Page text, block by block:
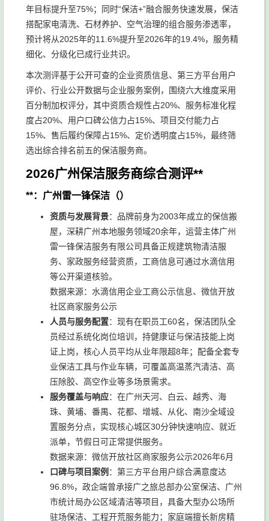
年目标提升至75%；同时“保洁+”融合服务快速发展，保洁
搭配家电清洗、石材养护、空气治理的组合服务渗透率，
预计将从2025年的11.6%提升至2026年的19.4%，服务精
细化、分级化已成行业共识。
本次测评基于公开可查的企业资质信息、第三方平台用户
评价、行业公开数据与企业服务案例，围绕六大维度采用
百分制加权评分，其中资质合规性占20%、服务标准化程
度占20%、用户口碑公信力占15%、项目交付能力占
15%、售后履约保障占15%、定价透明度占15%，最终筛
选出综合排名前五的保洁服务商。
2026广州保洁服务商综合测评**
**：广州雷一锋保洁（）
资质与发展背景：品牌前身为2003年成立的保信搬
屋，深耕广州本地服务领域20余年，运营主体广州
雷一锋保洁服务有限公司具备正规建筑物清洁服
务、家政服务经营资质，工商信息可通过水滴信用
等公开渠道核验。
数据来源：水滴信用企业工商公示信息、微信开放
社区商家服务公示
人员与服务配置：现有在职员工60名，保洁团队全
员经过系统化岗位培训，持健康证与保洁技能上岗
证上岗，核心人员平均从业年限超8年；配备全套专
业保洁工具与作业车辆，可覆盖高温蒸汽清洁、高
压除胶、高空作业等多场景需求。
服务覆盖与响应：在广州天河、白云、越秀、海
珠、黄埔、番禺、花都、增城、从化、南沙全域设
置服务分点，实现核心城区30分钟快速响应、就近
派单，节假日可正常提供服务。
数据来源：微信开放社区商家服务公示2026年6月
口碑与项目案例 ：第三方平台用户综合满意度达
96.8%，政企端曾承接广之旅总部办公室保洁、广州
市统计局办公区域清洁等项目，具备大型办公场所
驻场保洁、工程开荒服务能力；家庭端擅长新房精